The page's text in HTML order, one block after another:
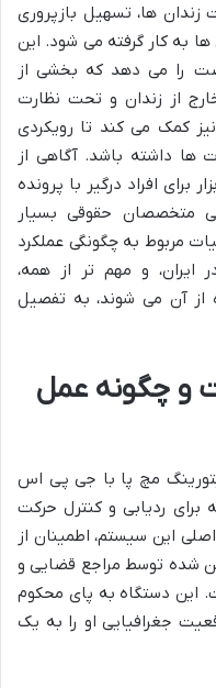
ها، تسهیل بازپروری
به کار گرفته می شود. این
را می دهد که بخشی از
از زندان و تحت نظارت
کمک می کند تا رویکردی
ها داشته باشد. آگاهی از
برای افراد درگیر با پرونده
متخصصان حقوقی بسیار
مربوط به چگونگی عملکرد
ایران، و مهم تر از همه،
از آن می شوند، به تفصیل
و چگونه عمل
مچ پا با جی پی اس
برای ردیابی و کنترل حرکت
این سیستم، اطمینان از
شده توسط مراجع قضایی و
این دستگاه به پای محکوم
جغرافیایی او را به یک